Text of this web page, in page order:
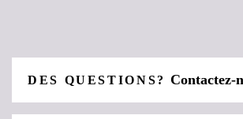
DES QUESTIONS?Contactez-